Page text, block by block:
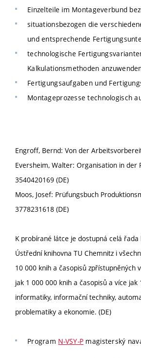
Einzelteile im Montageverbund
situationsbezogen die
und entsprechende
technologische
Kalkulationsmethoden
Fertigungsaufgaben und
Montageprozesse technologisch
Engroff, Bernd: Von der
Eversheim, Walter: Organisation in der
3540420169 (DE)
Moos, Josef: Prüfungsbuch
3778231618 (DE)
K probírané látce je dostupná celá
Ústřední knihovna TU Chemnitz i
10 000 knih a časopisů zpřístupněných
jak 1 000 000 knih a časopisů a více
informatiky, informační techniky,
problematiky a ekonomie. (DE)
Program N-VSY-P magisterský